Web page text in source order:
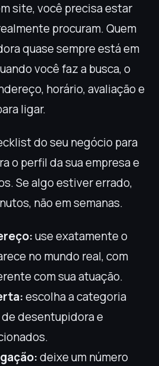
site, você precisa estar
procuram. Quem
quase sempre está em
você faz a busca, o
horário, avaliação e
ligar.
do seu negócio para
o perfil da sua empresa e
Se algo estiver errado,
não em semanas.
use exatamente o
no mundo real, com
com sua atuação.
escolha a categoria
desentupidora e
deixe um número